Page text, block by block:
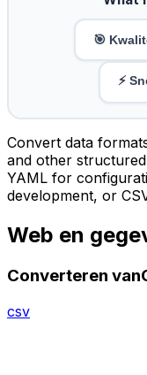
🎯
⚡
Convert data
and other
YAML for
development, or
Web en
Converteren
csv